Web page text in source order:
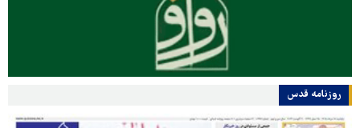
روزنامه قدس